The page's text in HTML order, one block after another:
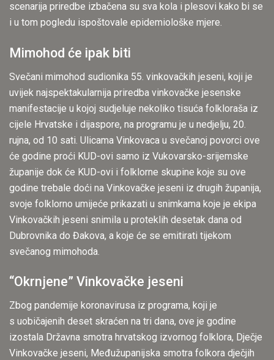
scenarija priredbe izbačena su sva kola i plesovi kako bi se
i u tom pogledu ispoštovale epidemiološke mjere.
Mimohod će ipak biti
Svečani mimohod sudionika 55. vinkovačkih jeseni, koji je
uvijek najspektakularnija priredba vinkovačke jesenske
manifestacije u kojoj sudjeluje nekoliko tisuća folkloraša iz
cijele Hrvatske i dijaspore, na programu je u nedjelju, 20.
rujna, od 10 sati. Ulicama Vinkovaca u svečanoj povorci ove
će godine proći KUD-ovi samo iz Vukovarsko-srijemske
županije dok će KUD-ovi i folklorne skupine koje su ove
godine trebale doći na Vinkovačke jeseni iz drugih županija,
svoje folklorno umijeće prikazati u snimkama koje je ekipa
Vinkovačkih jeseni snimila u proteklih desetak dana od
Dubrovnika do Đakova, a koje će se emitirati tijekom
svečanog mimohoda.
“Okrnjene” Vinkovačke jeseni
Zbog pandemije koronavirusa iz programa, koji je
s uobičajenih deset skraćen na tri dana, ove je godine
izostala Državna smotra hrvatskog izvornog folklora, Dječje
Vinkovačke jeseni, Međužupanijska smotra folkora dječjih